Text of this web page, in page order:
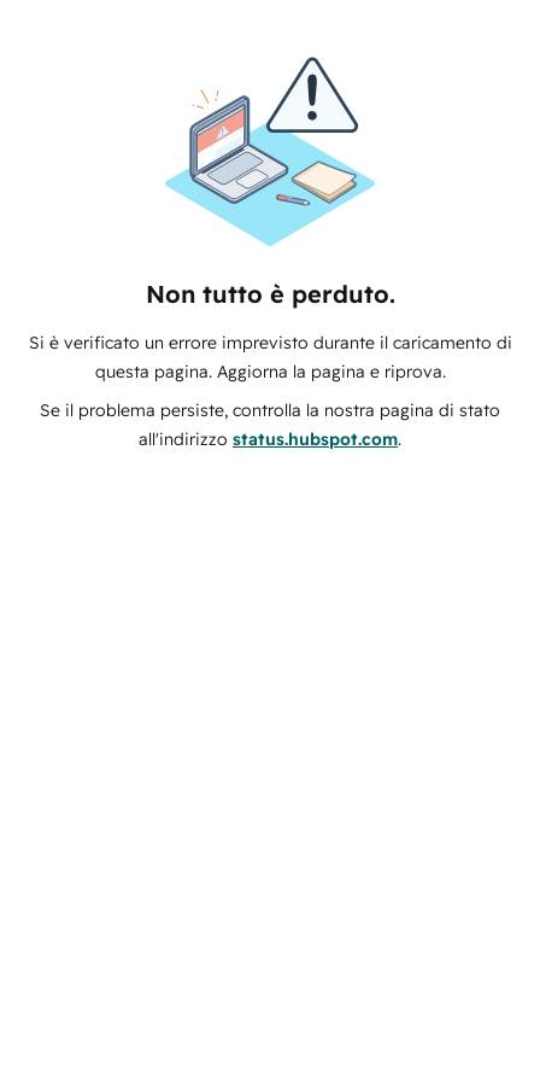
Non tutto è perduto.
Si è verificato un errore imprevisto durante il caricamento di
questa pagina. Aggiorna la pagina e riprova.
Se il problema persiste, controlla la nostra pagina di stato
all'indirizzo status.hubspot.com.